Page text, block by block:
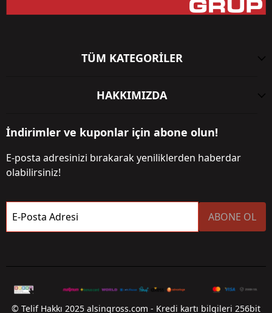
TÜM KATEGORİLER
HAKKIMIZDA
İndirimler ve kuponlar için abone olun!
E-posta adresinizi bırakarak yeniliklerden haberdar
olabilirsiniz!
E-Posta Adresi ABONE OL
© Telif Hakkı 2025 alsingross.com - Kredi kartı bilgileri 256bit